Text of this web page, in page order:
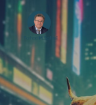
Skip
to
main
content